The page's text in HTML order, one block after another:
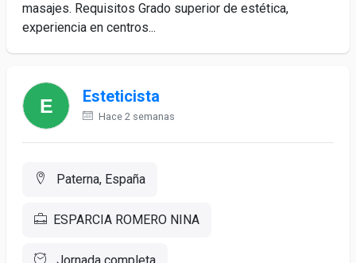
masajes. Requisitos Grado superior de estética,
experiencia en centros...
Esteticista
Hace 2 semanas
Paterna, España
ESPARCIA ROMERO NINA